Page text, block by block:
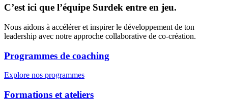
C’est ici que l’équipe Surdek entre en jeu.
Nous aidons à accélérer et inspirer le développement de ton
leadership avec notre approche collaborative de co-création.
Programmes de coaching
Explore nos programmes
Formations et ateliers